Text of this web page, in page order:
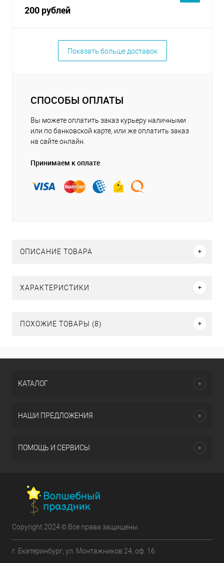
200 рублей
Показать больше доставок
СПОСОБЫ ОПЛАТЫ
Вы можете оплатить заказ курьеру наличными
или по банковской карте, или же оплатить заказ
на сайте онлайн.
Принимаем к оплате
ОПИСАНИЕ ТОВАРА
ХАРАКТЕРИСТИКИ
ПОХОЖИЕ ТОВАРЫ (8)
КАТАЛОГ
НАШИ ПРЕДЛОЖЕНИЯ
ПОМОЩЬ И СЕРВИСЫ
Copyright 2024 © Все права защищены.
г. Екатеринбург, ул. Монтажников 24, оф. 16